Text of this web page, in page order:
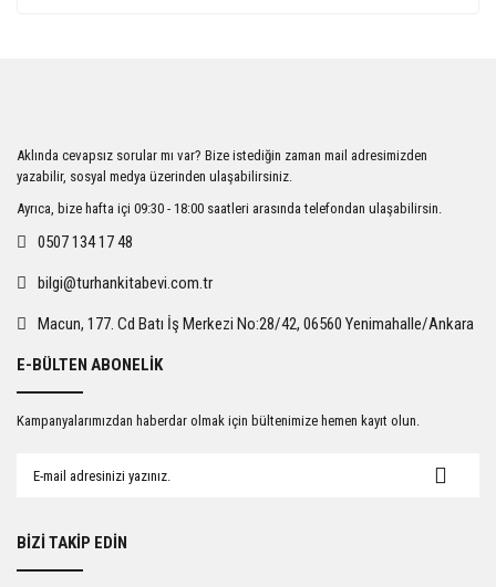
Aklında cevapsız sorular mı var? Bize istediğin zaman mail adresimizden
yazabilir, sosyal medya üzerinden ulaşabilirsiniz.
Ayrıca, bize hafta içi 09:30 - 18:00 saatleri arasında telefondan ulaşabilirsin.
0507 134 17 48
bilgi@turhankitabevi.com.tr
Macun, 177. Cd Batı İş Merkezi No:28/42, 06560 Yenimahalle/Ankara
E-BÜLTEN ABONELİK
Kampanyalarımızdan haberdar olmak için bültenimize hemen kayıt olun.
BİZİ TAKİP EDİN